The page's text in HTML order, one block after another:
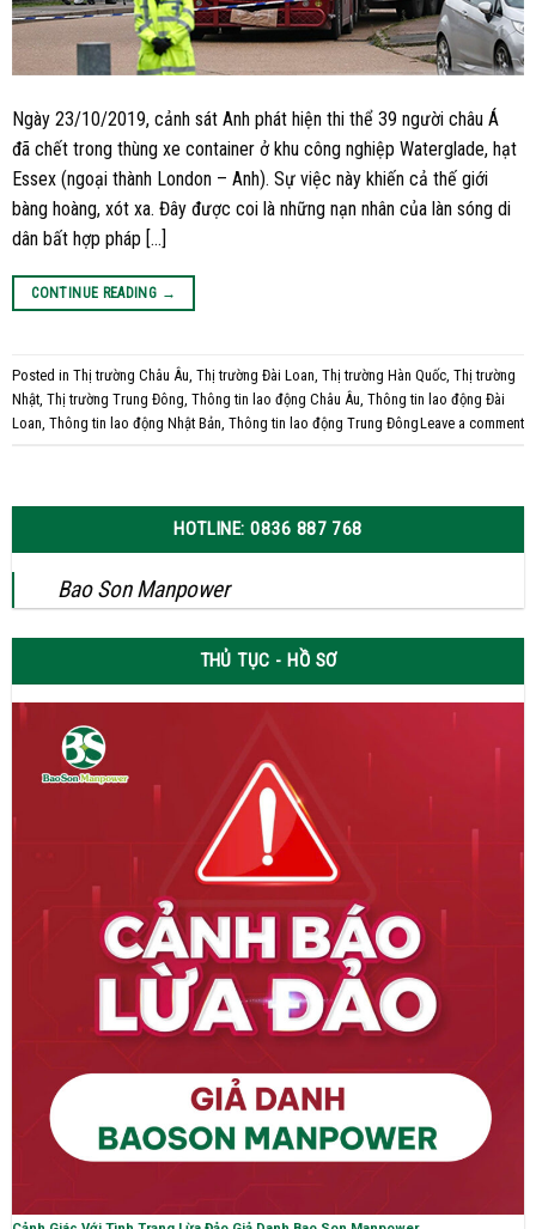
Ngày 23/10/2019, cảnh sát Anh phát hiện thi thể 39 người châu Á
đã chết trong thùng xe container ở khu công nghiệp Waterglade, hạt
Essex (ngoại thành London – Anh). Sự việc này khiến cả thế giới
bàng hoàng, xót xa. Đây được coi là những nạn nhân của làn sóng di
dân bất hợp pháp […]
CONTINUE READING →
Posted in Thị trường Châu Âu Thị trường Đài Loan Thị trường Hàn Quốc Thị trường
Nhật Thị trường Trung Đông Thông tin lao động Châu Âu Thông tin lao động Đài
Loan Thông tin lao động Nhật Bản Thông tin lao động Trung ĐôngLeave a comment
HOTLINE: 0836 887 768
Bao Son Manpower
THỦ TỤC - HỒ SƠ